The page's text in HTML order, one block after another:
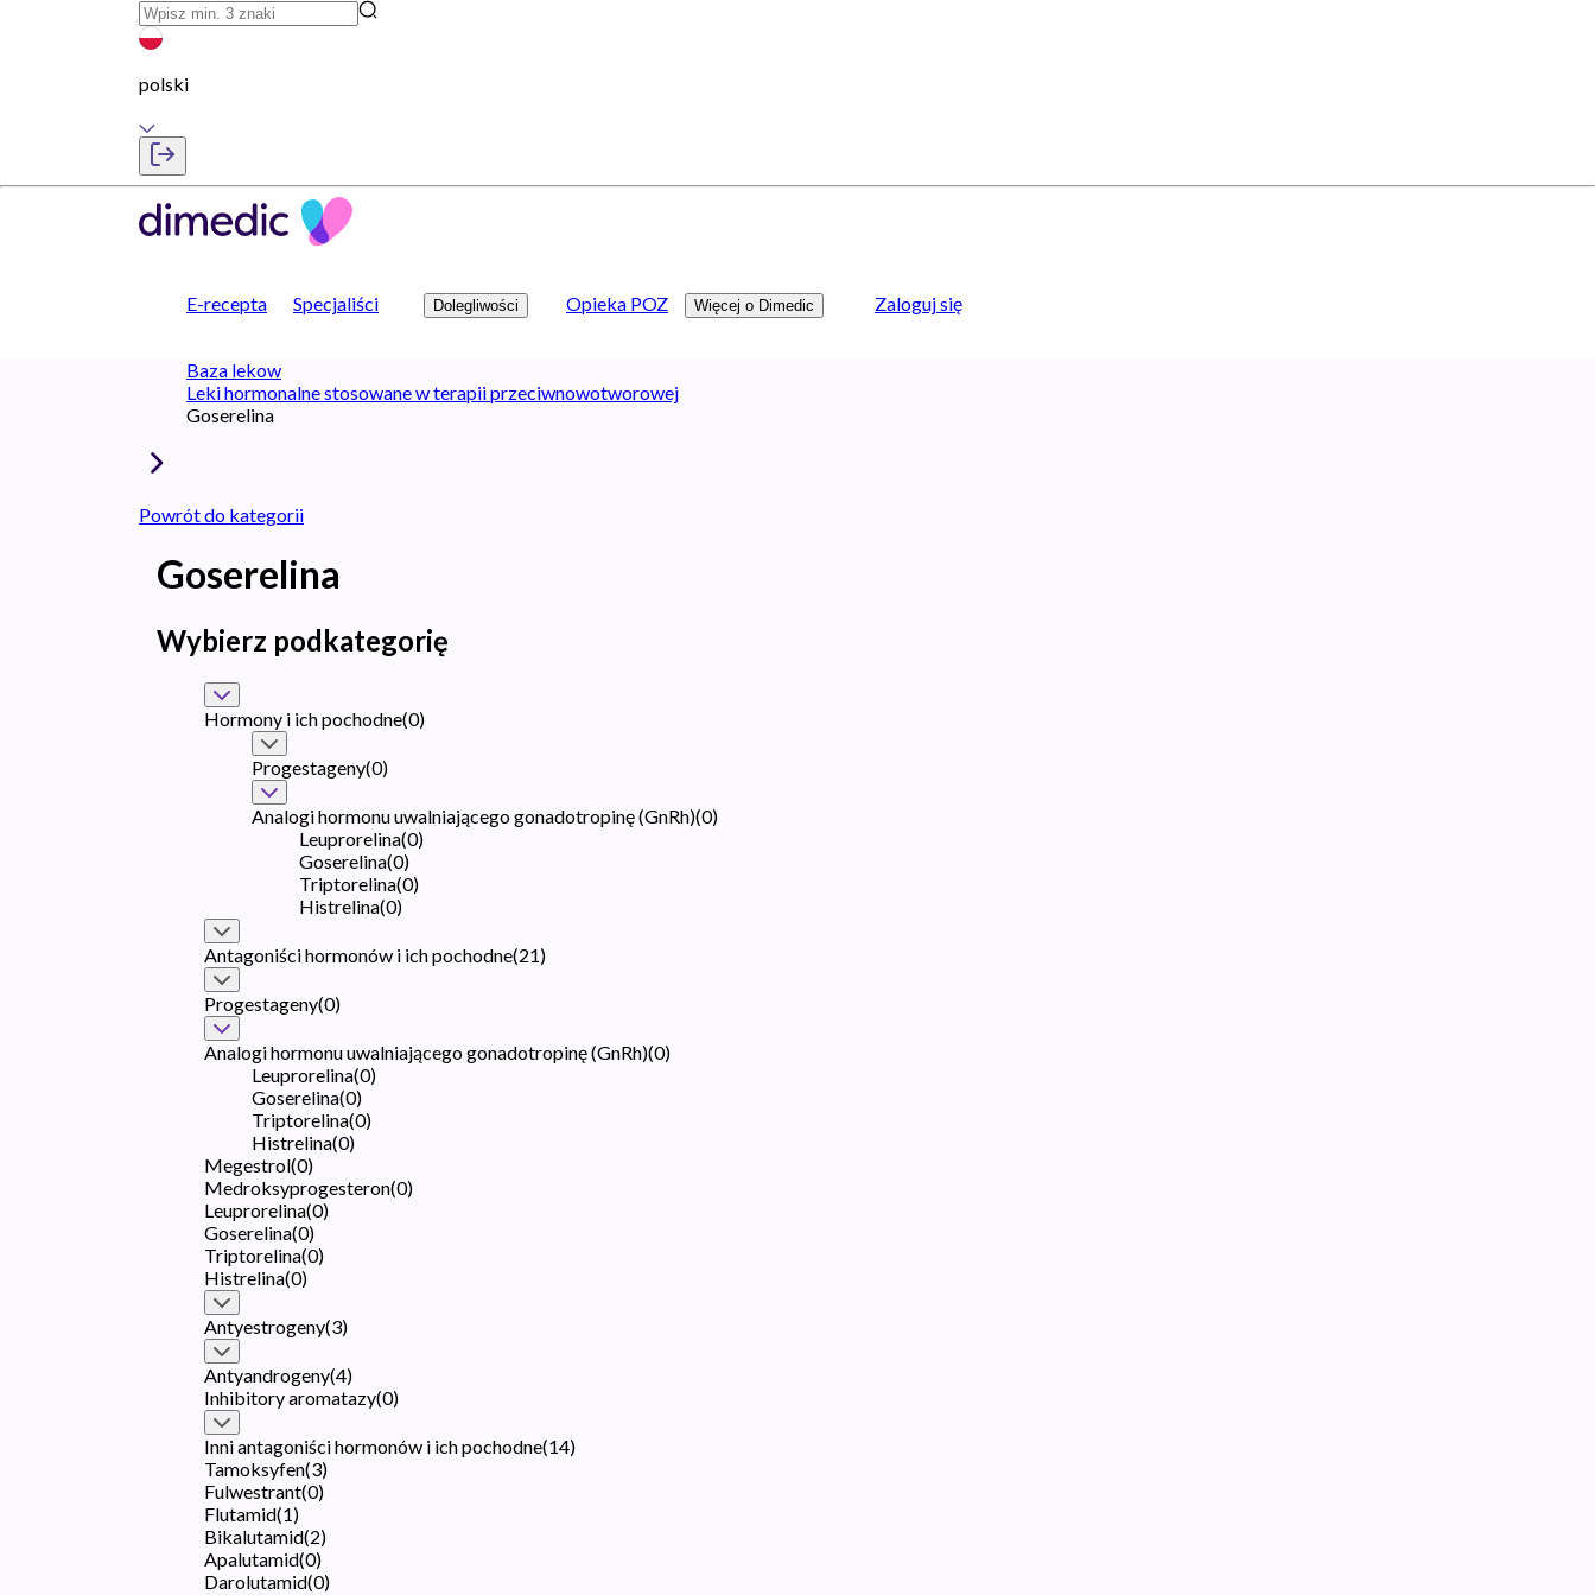
polski
E-recepta Specjaliści Dolegliwości Opieka POZ Więcej o Dimedic Zaloguj się
Baza lekow
Leki hormonalne stosowane w terapii przeciwnowotworowej
Goserelina
Powrót do kategorii
Goserelina
Wybierz podkategorię
Hormony i ich pochodne(0)
Progestageny(0)
Analogi hormonu uwalniającego gonadotropinę (GnRh)(0)
Leuprorelina(0)
Goserelina(0)
Triptorelina(0)
Histrelina(0)
Antagoniści hormonów i ich pochodne(21)
Progestageny(0)
Analogi hormonu uwalniającego gonadotropinę (GnRh)(0)
Leuprorelina(0)
Goserelina(0)
Triptorelina(0)
Histrelina(0)
Megestrol(0)
Medroksyprogesteron(0)
Leuprorelina(0)
Goserelina(0)
Triptorelina(0)
Histrelina(0)
Antyestrogeny(3)
Antyandrogeny(4)
Inhibitory aromatazy(0)
Inni antagoniści hormonów i ich pochodne(14)
Tamoksyfen(3)
Fulwestrant(0)
Flutamid(1)
Bikalutamid(2)
Apalutamid(0)
Darolutamid(0)